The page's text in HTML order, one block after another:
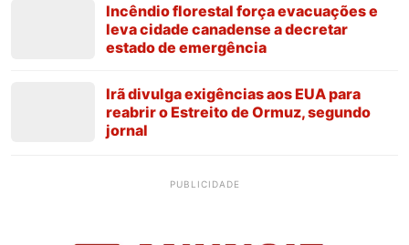
Incêndio florestal força evacuações e
leva cidade canadense a decretar
estado de emergência
Irã divulga exigências aos EUA para
reabrir o Estreito de Ormuz, segundo
jornal
PUBLICIDADE